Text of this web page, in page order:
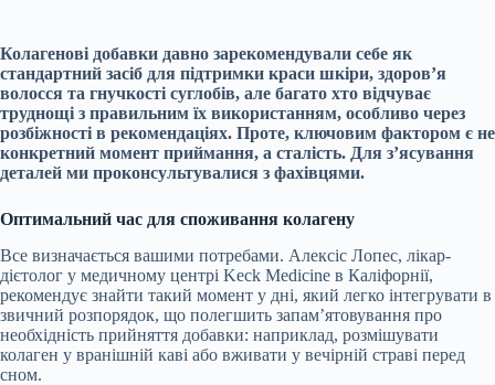
Колагенові добавки давно зарекомендували себе як
стандартний засіб для підтримки краси шкіри, здоров’я
волосся та гнучкості суглобів, але багато хто відчуває
труднощі з правильним їх використанням, особливо через
розбіжності в рекомендаціях. Проте, ключовим фактором є не
конкретний момент приймання, а сталість. Для з’ясування
деталей ми проконсультувалися з фахівцями.
Оптимальний час для споживання колагену
Все визначається вашими потребами. Алексіс Лопес, лікар-
дієтолог у медичному центрі Keck Medicine в Каліфорнії,
рекомендує знайти такий момент у дні, який легко інтегрувати в
звичний розпорядок, що полегшить запам’ятовування про
необхідність прийняття добавки: наприклад, розмішувати
колаген у вранішній каві або вживати у вечірній страві перед
сном.